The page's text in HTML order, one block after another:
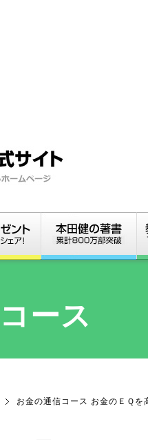
ース
お金の通信コース お金のＥＱ